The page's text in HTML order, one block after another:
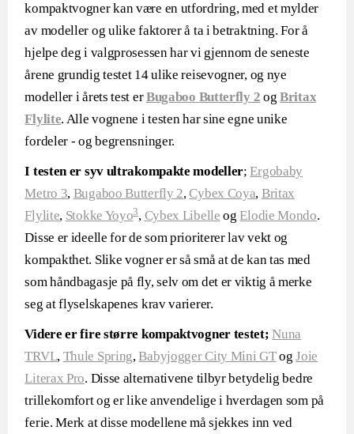
kompaktvogner kan være en utfordring, med et mylder
av modeller og ulike faktorer å ta i betraktning. For å
hjelpe deg i valgprosessen har vi gjennom de seneste
årene grundig testet 14 ulike reisevogner, og nye
modeller i årets test erBugaboo Butterfly 2 ogBritax
Flylite. Alle vognene i testen har sine egne unike
fordeler - og begrensninger.
I testen er syv ultrakompakte modeller;Ergobaby
Metro 3, Bugaboo Butterfly 2,Cybex Coya, Britax
Flylite, Stokke Yoyo3, Cybex Libelle ogElodie Mondo.
Disse er ideelle for de som prioriterer lav vekt og
kompakthet. Slike vogner er så små at de kan tas med
som håndbagasje på fly, selv om det er viktig å merke
seg at flyselskapenes krav varierer.
Videre er fire større kompaktvogner testet; Nuna
TRVL, Thule Spring,Babyjogger City Mini GTogJoie
Literax Pro. Disse alternativene tilbyr betydelig bedre
trillekomfort og er like anvendelige i hverdagen som på
ferie. Merk at disse modellene må sjekkes inn ved